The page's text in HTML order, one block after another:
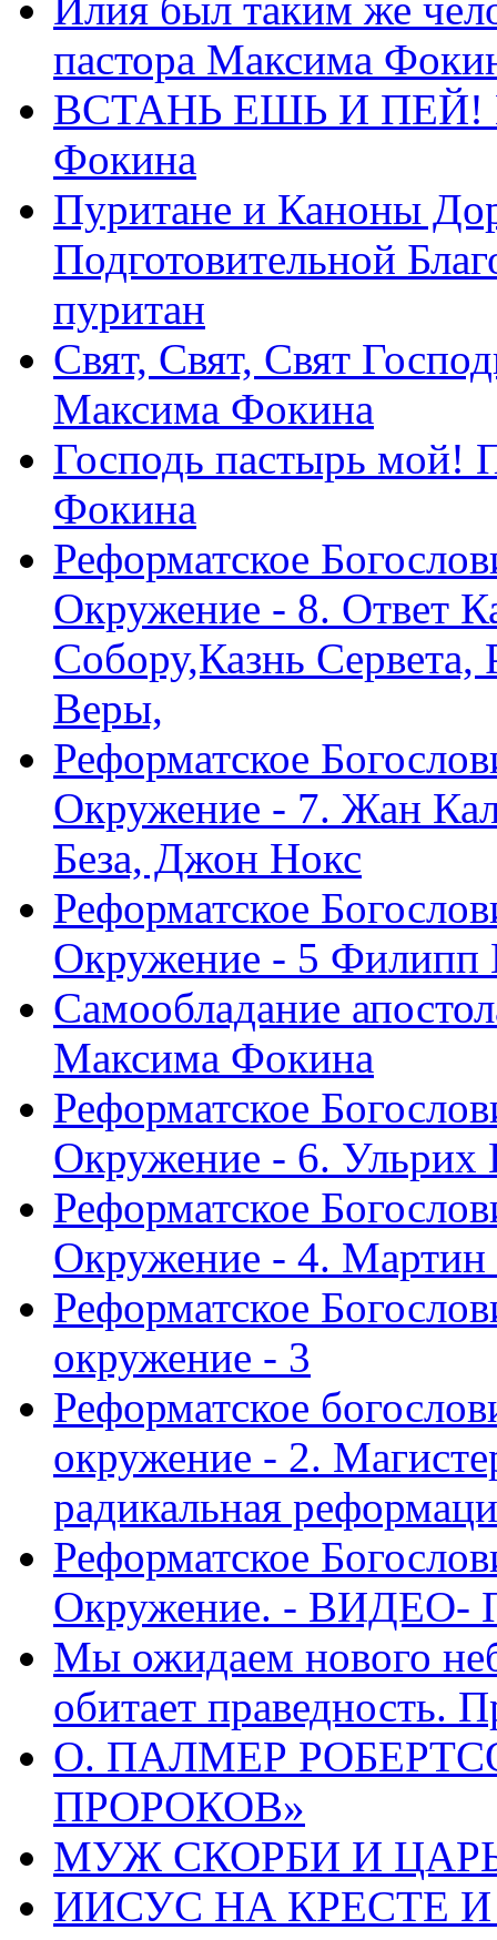
пастора Максима
ВСТАНЬ ЕШЬ И ПЕЙ!
Фокина
Пуритане и Каноны
Подготовительной
пуритан
Свят, Свят, Свят
Максима Фокина
Господь пастырь мой!
Фокина
Реформатское
Окружение - 8. Ответ
Собору,Казнь Сервета,
Веры,
Реформатское
Окружение - 7. Жан
Беза, Джон Нокс
Реформатское
Окружение - 5 Филипп
Самообладание
Максима Фокина
Реформатское
Окружение - 6. Ульрих
Реформатское
Окружение - 4.
Реформатское
окружение - 3
Реформатское
окружение - 2.
радикальная
Реформатское
Окружение. - ВИДЕО-
Мы ожидаем нового
обитает праведность.
О. ПАЛМЕР
ПРОРОКОВ»
МУЖ СКОРБИ И ЦАРЬ
ИИСУС НА КРЕСТЕ